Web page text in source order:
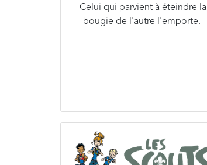
Celui qui parvient à éteindre la
bougie de l'autre l'emporte.